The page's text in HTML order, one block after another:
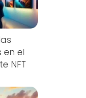
el
NFT